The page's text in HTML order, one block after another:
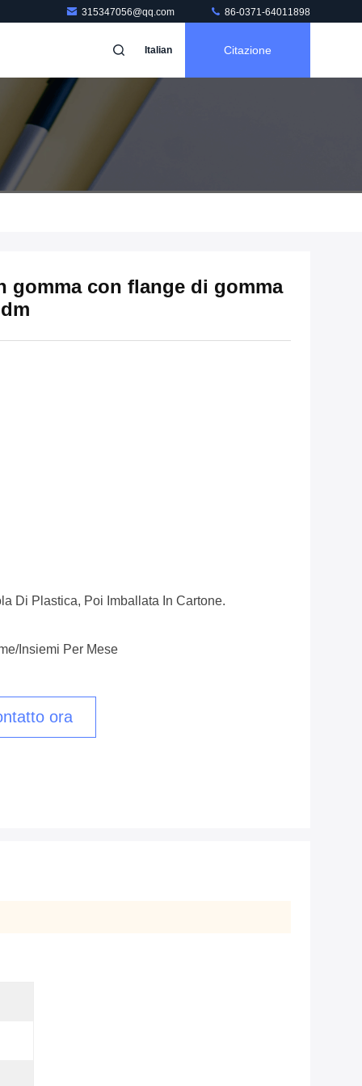
315347056@qq.com 86-0371-64011898
Italian Citazione
gomma con flange di gomma
Di Plastica, Poi Imballata In Cartone.
insiemi Per Mese
ora